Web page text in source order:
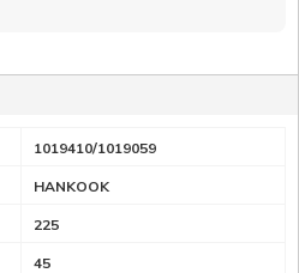
1019410/1019059
HANKOOK
225
45